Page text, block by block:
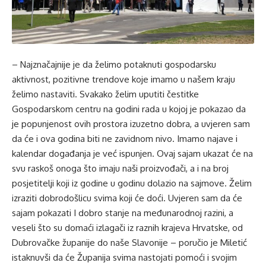
– Najznačajnije je da želimo potaknuti gospodarsku
aktivnost, pozitivne trendove koje imamo u našem kraju
želimo nastaviti. Svakako želim uputiti čestitke
Gospodarskom centru na godini rada u kojoj je pokazao da
je popunjenost ovih prostora izuzetno dobra, a uvjeren sam
da će i ova godina biti ne zavidnom nivo. Imamo najave i
kalendar događanja je već ispunjen. Ovaj sajam ukazat će na
svu raskoš onoga što imaju naši proizvođači, a i na broj
posjetitelji koji iz godine u godinu dolazio na sajmove. Želim
izraziti dobrodošlicu svima koji će doći. Uvjeren sam da će
sajam pokazati I dobro stanje na međunarodnoj razini, a
veseli što su domaći izlagači iz raznih krajeva Hrvatske, od
Dubrovačke županije do naše Slavonije​ – poručio je Miletić
istaknuvši da će Županija svima nastojati pomoći i svojim